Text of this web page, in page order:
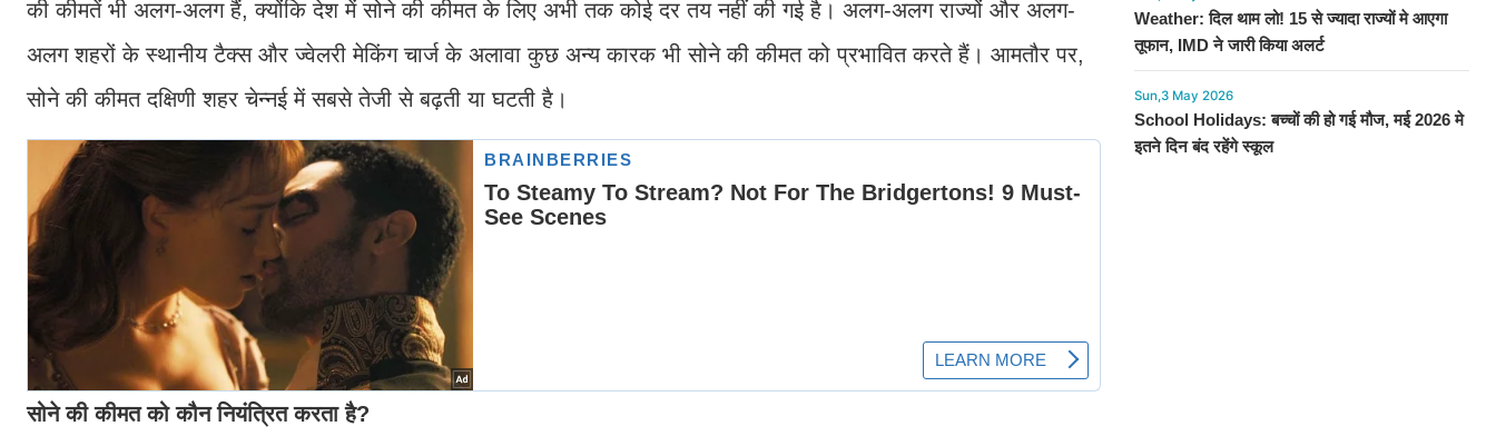
की कीमतें भी अलग-अलग हैं, क्योंकि देश में सोने की कीमत के लिए अभी तक कोई दर तय नहीं की गई है। अलग-अलग राज्यों और अलग-
अलग शहरों के स्थानीय टैक्स और ज्वेलरी मेकिंग चार्ज के अलावा कुछ अन्य कारक भी सोने की कीमत को प्रभावित करते हैं। आमतौर पर,
सोने की कीमत दक्षिणी शहर चेन्नई में सबसे तेजी से बढ़ती या घटती है।
सोने की कीमत को कौन नियंत्रित करता है?
Weather: दिल थाम लो! 15 से ज्यादा राज्यों मे आएगा
तूफान, IMD ने जारी किया अलर्ट
Sun,3 May 2026
School Holidays: बच्चों की हो गई मौज, मई 2026 मे
इतने दिन बंद रहेंगे स्कूल